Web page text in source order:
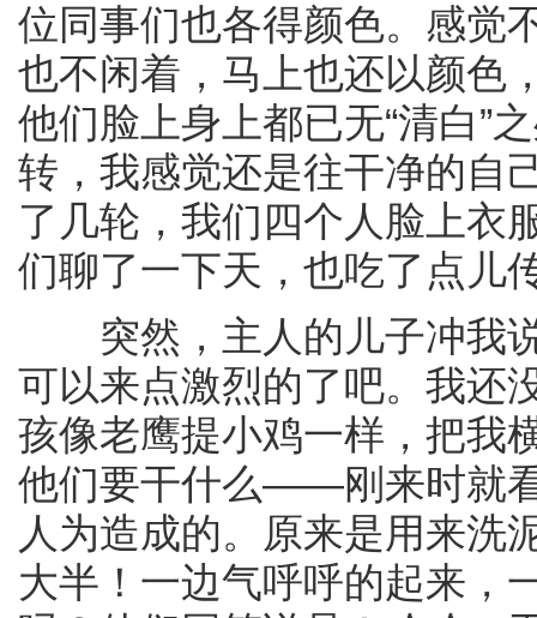
位同事们也各得颜色。感觉
也不闲着，马上也还以颜色
他们脸上身上都已无“清白”
转，我感觉还是往干净的自
了几轮，我们四个人脸上衣
们聊了一下天，也吃了点儿
突然，主人的儿子冲我说
可以来点激烈的了吧。我还
孩像老鹰提小鸡一样，把我
他们要干什么——刚来时就
人为造成的。原来是用来洗
大半！一边气呼呼的起来，